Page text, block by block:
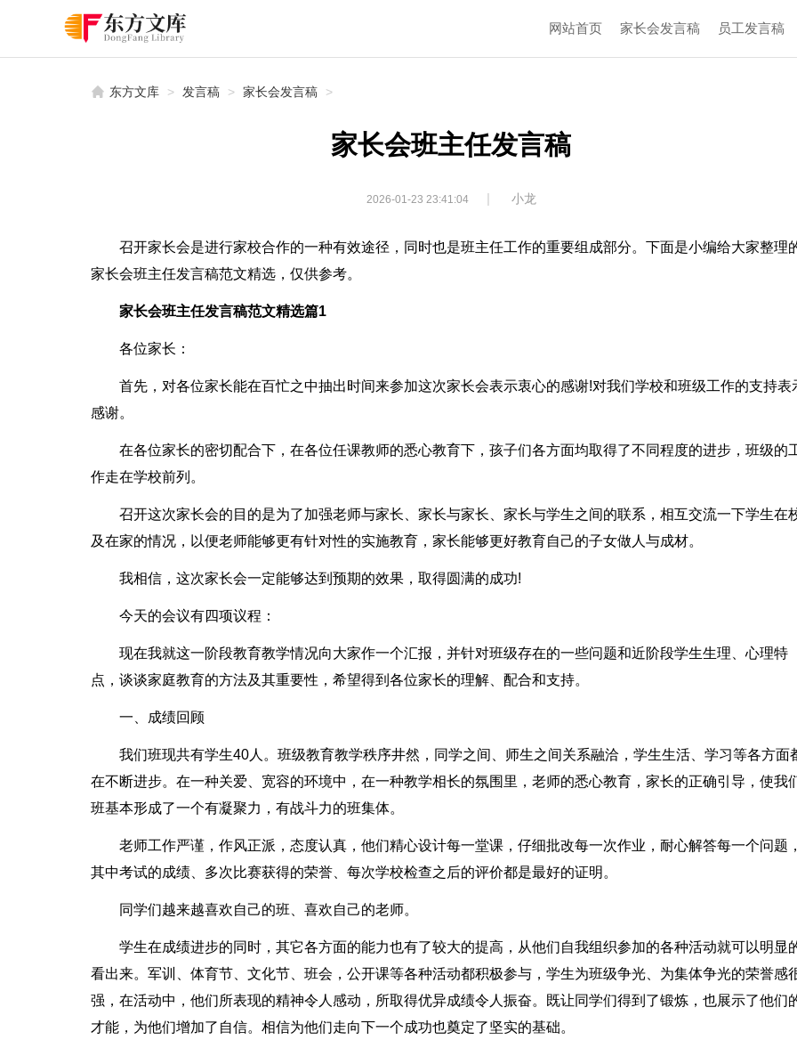
网站首页 家长会发言稿 员工发言稿
东方文库 > 发言稿 > 家长会发言稿 >
家长会班主任发言稿
2026-01-23 23:41:04 | 小龙
召开家长会是进行家校合作的一种有效途径，同时也是班主任工作的重要组成部分。下面是小编给大家整理
家长会班主任发言稿范文精选，仅供参考。
家长会班主任发言稿范文精选篇1
各位家长：
首先，对各位家长能在百忙之中抽出时间来参加这次家长会表示衷心的感谢!对我们学校和班级工作的支持表
感谢。
在各位家长的密切配合下，在各位任课教师的悉心教育下，孩子们各方面均取得了不同程度的进步，班级的
作走在学校前列。
召开这次家长会的目的是为了加强老师与家长、家长与家长、家长与学生之间的联系，相互交流一下学生在
及在家的情况，以便老师能够更有针对性的实施教育，家长能够更好教育自己的子女做人与成材。
我相信，这次家长会一定能够达到预期的效果，取得圆满的成功!
今天的会议有四项议程：
现在我就这一阶段教育教学情况向大家作一个汇报，并针对班级存在的一些问题和近阶段学生生理、心理特
点，谈谈家庭教育的方法及其重要性，希望得到各位家长的理解、配合和支持。
一、成绩回顾
我们班现共有学生40人。班级教育教学秩序井然，同学之间、师生之间关系融洽，学生生活、学习等各方面
在不断进步。在一种关爱、宽容的环境中，在一种教学相长的氛围里，老师的悉心教育，家长的正确引导，使我
班基本形成了一个有凝聚力，有战斗力的班集体。
老师工作严谨，作风正派，态度认真，他们精心设计每一堂课，仔细批改每一次作业，耐心解答每一个问题，
其中考试的成绩、多次比赛获得的荣誉、每次学校检查之后的评价都是最好的证明。
同学们越来越喜欢自己的班、喜欢自己的老师。
学生在成绩进步的同时，其它各方面的能力也有了较大的提高，从他们自我组织参加的各种活动就可以明显
看出来。军训、体育节、文化节、班会，公开课等各种活动都积极参与，学生为班级争光、为集体争光的荣誉感
强，在活动中，他们所表现的精神令人感动，所取得优异成绩令人振奋。既让同学们得到了锻炼，也展示了他们
才能，为他们增加了自信。相信为他们走向下一个成功也奠定了坚实的基础。